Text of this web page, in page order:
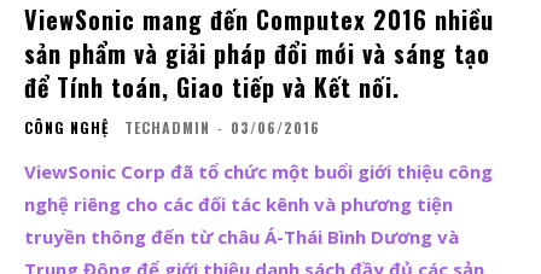
ViewSonic mang đến Computex 2016 nhiều
sản phẩm và giải pháp đổi mới và sáng tạo
để Tính toán, Giao tiếp và Kết nối.
CÔNG NGHỆ TECHADMIN - 03/06/2016
ViewSonic Corp đã tổ chức một buổi giới thiệu công
nghệ riêng cho các đối tác kênh và phương tiện
truyền thông đến từ châu Á-Thái Bình Dương và